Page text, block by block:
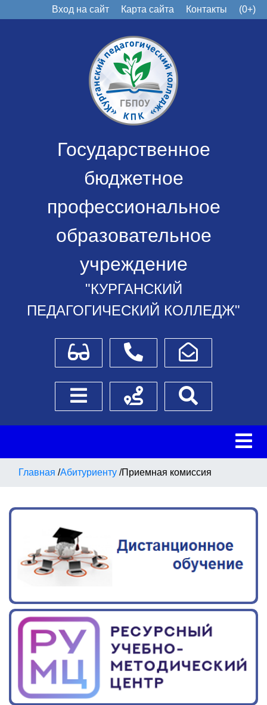
Вход на сайт Карта сайта Контакты (0+)
Государственное
бюджетное
профессиональное
образовательное
учреждение
"КУРГАНСКИЙ
ПЕДАГОГИЧЕСКИЙ КОЛЛЕДЖ"
Для слабовидящихТелефоныНаписать обращение
Боковое менюСхема проезда
Главная /Абитуриенту /Приемная комиссия